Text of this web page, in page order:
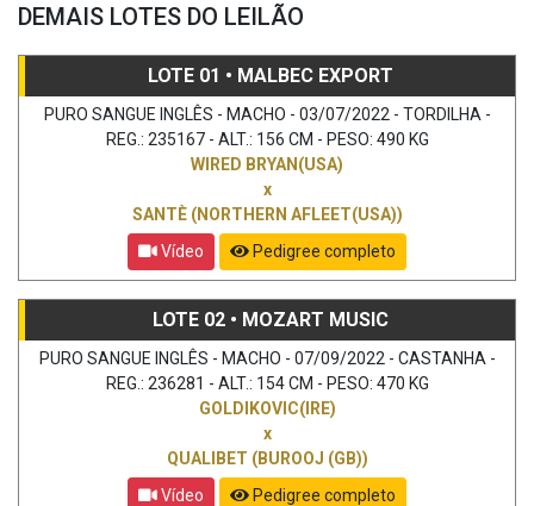
DEMAIS LOTES DO LEILÃO
LOTE 01 • MALBEC EXPORT
PURO SANGUE INGLÊS - MACHO - 03/07/2022 - TORDILHA -
REG.: 235167 - ALT.: 156 CM - PESO: 490 KG
WIRED BRYAN(USA)
x
SANTÈ (NORTHERN AFLEET(USA))
Vídeo
Pedigree completo
LOTE 02 • MOZART MUSIC
PURO SANGUE INGLÊS - MACHO - 07/09/2022 - CASTANHA -
REG.: 236281 - ALT.: 154 CM - PESO: 470 KG
GOLDIKOVIC(IRE)
x
QUALIBET (BUROOJ (GB))
Vídeo
Pedigree completo